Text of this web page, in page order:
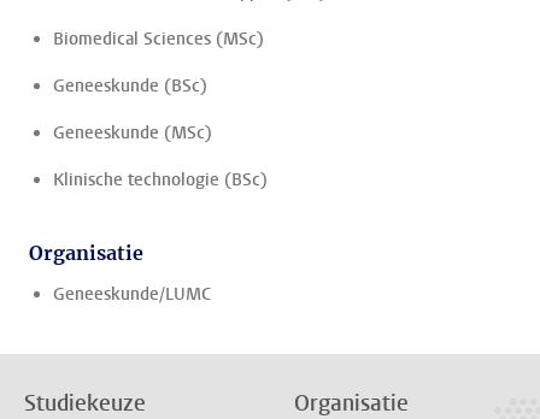
Biomedical Sciences (MSc)
Geneeskunde (BSc)
Geneeskunde (MSc)
Klinische technologie (BSc)
Organisatie
Geneeskunde/LUMC
Studiekeuze Organisatie